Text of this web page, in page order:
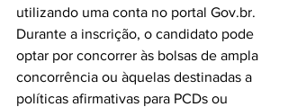
utilizando uma conta no portal Gov.br.
Durante a inscrição, o candidato pode
optar por concorrer às bolsas de ampla
concorrência ou àquelas destinadas a
políticas afirmativas para PCDs ou